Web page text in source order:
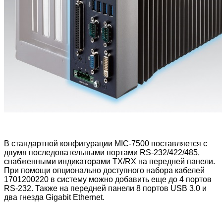
В стандартной конфигурации MIC-7500 поставляется с
двумя последовательными портами RS-232/422/485,
снабженными индикаторами TX/RX на передней панели.
При помощи опционально доступного набора кабелей
1701200220 в систему можно добавить еще до 4 портов
RS-232. Также на передней панели 8 портов USB 3.0 и
два гнезда Gigabit Ethernet.